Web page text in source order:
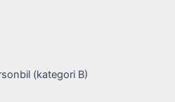
(kategori B)